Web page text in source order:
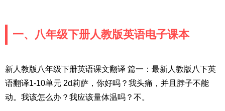
一、八年级下册人教版英语电子课本
新人教版八年级下册英语课文翻译 篇一：最新人教版八下英
语翻译1-10单元 2d莉萨，你好吗？我头痛，并且脖子不能
动。我该怎么办？我应该量体温吗？不。